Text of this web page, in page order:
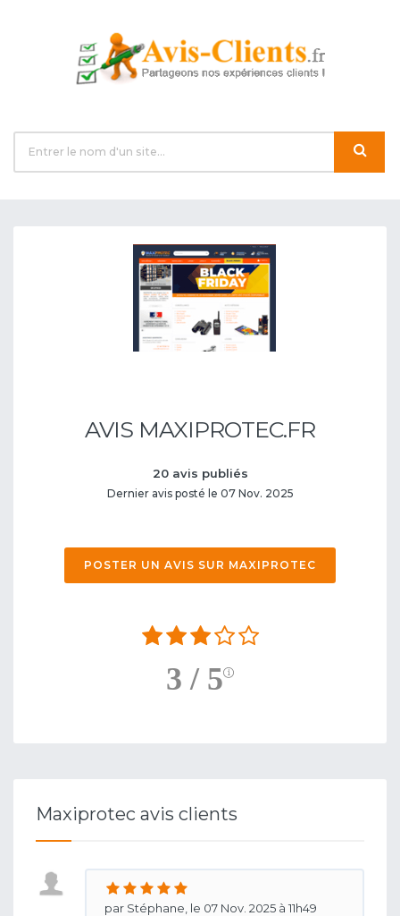
AVIS MAXIPROTEC.FR
20 avis publiés
Dernier avis posté le 07 Nov. 2025
POSTER UN AVIS SUR MAXIPROTEC
3 / 5
Maxiprotec avis clients
par Stéphane, le 07 Nov. 2025 à 11h49